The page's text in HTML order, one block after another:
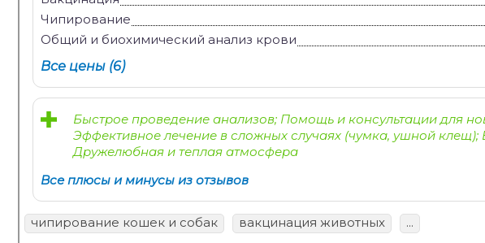
Чипирование
Общий и биохимический анализ крови
Все цены (6)
Быстрое проведение анализов; Помощь и консультации для
Эффективное лечение в сложных случаях (чумка, ушной
Дружелюбная и теплая атмосфера
Все плюсы и минусы из отзывов
чипирование кошек и собак вакцинация животных ...